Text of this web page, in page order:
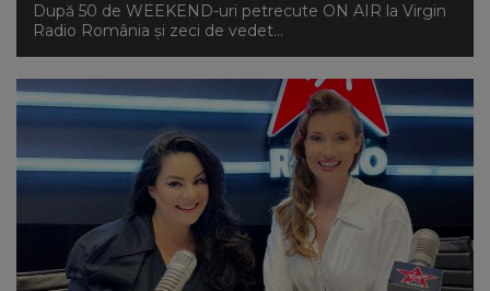
După 50 de WEEKEND-uri petrecute ON AIR la Virgin
Radio România și zeci de vedet...